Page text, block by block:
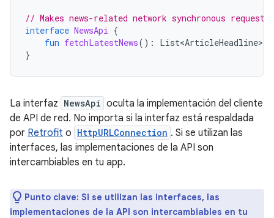
// Makes news-related network synchronous requests.
interface NewsApi {
fun fetchLatestNews():
List<ArticleHeadline>
}
La interfaz NewsApi oculta la implementación del cliente
de API de red. No importa si la interfaz está respaldada
por Retrofit o HttpURLConnection . Si se utilizan las
interfaces, las implementaciones de la API son
intercambiables en tu app.
Punto clave: Si se utilizan las interfaces, las
implementaciones de la API son intercambiables en tu